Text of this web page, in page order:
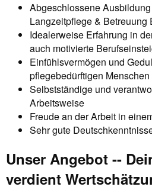
Abgeschlossene
Langzeitpflege & Betreuung
Idealerweise Erfahrung in
auch motivierte
Einfühlsvermögen und
pflegebedürftigen Menschen
Selbstständige und
Arbeitsweise
Freude an der Arbeit in
Sehr gute
Unser Angebot --
verdient